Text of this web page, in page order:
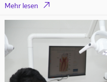
Mehr lesen 